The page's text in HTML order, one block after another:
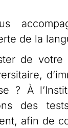
de la
de
? À
des
afin de